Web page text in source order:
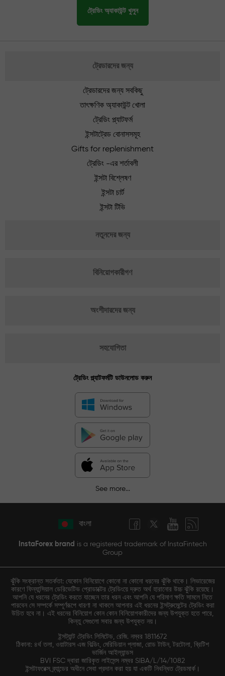
ট্রেডিং অ্যাকাউন্ট খুলুন
ট্রেডারদের জন্য
ট্রেডারদের জন্য সবকিছু
তাৎক্ষণিক অ্যাকাউন্ট খোলা
ট্রেডিং প্ল্যাটফর্ম
ইন্সটাট্রেড বোনাসসমূহ
Gifts for replenishment
ট্রেডিং -এর শর্তাবলী
ইন্সটা বিশ্লেষণ
ইন্সটা চার্ট
ইন্সটা টিভি
নতুনদের জন্য
বিনিয়োগকারীগণ
অংশীদারদের জন্য
সহযোগিতা
ট্রেডিং প্ল্যাটফর্মটি ডাউনলোড করুন
See more...
বাংলা
InstaForex brand is a registered trademark of InstaFintech
Group
ঝুঁকি সংক্রান্ত সতর্কতা: যেকোন বিনিয়োগে কোনো না কোনো ধরনের ঝুঁকি থাকে। লিভারেজের
কারণে ফিন্যান্সিয়াল ডেরিভেটিভ প্রোডাক্টের ট্রেডিংয়ে দ্রুত অর্থ হারানোর উচ্চ ঝুঁকি রয়েছে।
আপনি যে ধরনের ট্রেডিং করতে যাচ্ছেন তার ধরন এবং আপনি যে পরিমাণ ক্ষতি সামলে নিতে
পারবেন সে সম্পর্কে সম্পূর্ণরূপে ধারণা না থাকলে আপনার এই ধরনের ইন্সট্রুমেন্টের ট্রেডিং করা
উচিত হবে না। এই ধরনের বিনিয়োগ কোন কোন বিনিয়োগকারীদের জন্য উপযুক্ত হতে পারে,
কিন্তু সেগুলো সবার জন্য উপযুক্ত নয়।
ইন্সট্যান্ট ট্রেডিং লিমিটেড, রেজি. নম্বর 1811672
ঠিকানা: ৪র্থ তলা, ওয়াটারস এজ বিল্ডিং, মেরিডিয়ান প্লাজা, রোড টাউন, টরটোলা, ব্রিটিশ
ভার্জিন আইল্যান্ডস
BVI FSC দ্বারা জারিকৃত লাইসেন্স নম্বর SIBA/L/14/1082
ইন্সটাফরেক্স ব্র্যান্ডের অধীনে সেবা প্রদান করা হয় যা একটি নিবন্ধিত ট্রেডমার্ক।